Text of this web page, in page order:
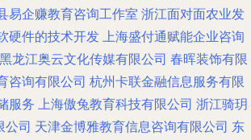
易企赚教育咨询工作室 浙江面对面农业发
硬件的技术开发
上海盛付通赋能企业咨询
黑龙江奥云文化传媒有限公司 春晖装饰有限
咨询有限公司 杭州卡联金融信息服务有限
服务 上海傲兔教育科技有限公司 浙江骑玥
公司 天津金博雅教育信息咨询有限公司 东